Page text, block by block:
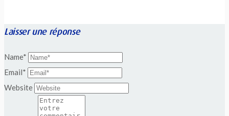
Laisser une réponse
Name*
Email*
Website